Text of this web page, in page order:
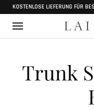
KOSTENLOSE LIEFERUNG FÜR
Trunk